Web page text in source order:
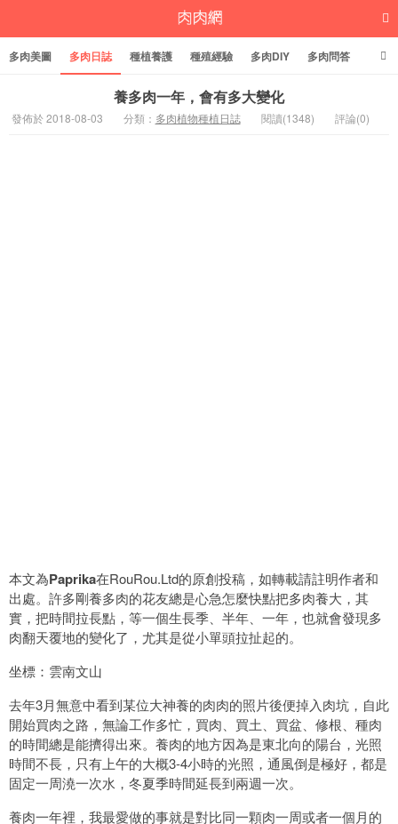
多肉美圖 多肉日誌 種植養護 種殖經驗 多肉DIY 多肉問答
養多肉一年，會有多大變化
發佈於 2018-08-03 分類： 多肉植物種植日誌 閱讀(1348) 評論(0)
本文為Paprika在RouRou.Ltd的原創投稿，如轉載請註明作者和
出處。許多剛養多肉的花友總是心急怎麼快點把多肉養大，其
實，把時間拉長點，等一個生長季、半年、一年，也就會發現多
肉翻天覆地的變化了，尤其是從小單頭拉扯起的。
坐標：雲南文山
去年3月無意中看到某位大神養的肉肉的照片後便掉入肉坑，自此
開始買肉之路，無論工作多忙，買肉、買土、買盆、修根、種肉
的時間總是能擠得出來。養肉的地方因為是東北向的陽台，光照
時間不長，只有上午的大概3-4小時的光照，通風倒是極好，都是
固定一周澆一次水，冬夏季時間延長到兩週一次。
養肉一年裡，我最愛做的事就是對比同一顆肉一周或者一個月的